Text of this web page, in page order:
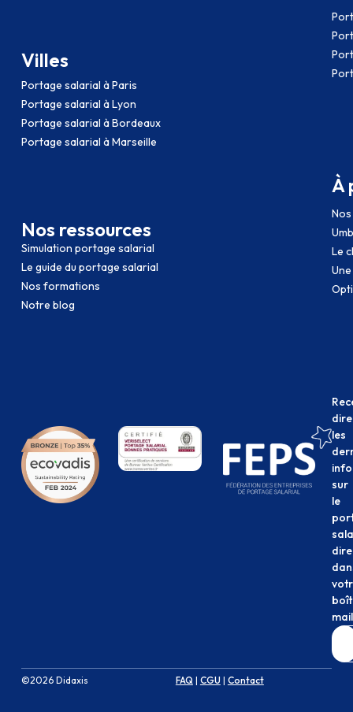
Villes
Portage salarial à Paris
Portage salarial à Lyon
Portage salarial à Bordeaux
Portage salarial à Marseille
Nos ressources
Simulation portage salarial
Le guide du portage salarial
Nos formations
Notre blog
À
Le
les
sur
le
©2026 Didaxis FAQ| CGU | Contact